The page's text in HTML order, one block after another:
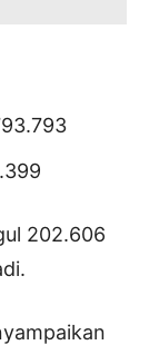
202.606